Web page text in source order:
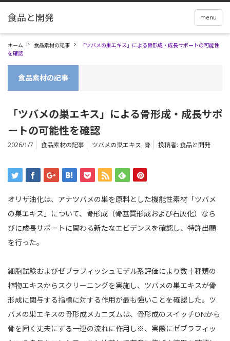
menu
ホーム 食品素材の記事
「ツバメの巣エキス」による骨形成・成長サポートの可能性
を確認
食品素材の記事
「ツバメの巣エキス」による骨形成・成長サポ
ートの可能性を確認
2026/1/7 食品素材の記事 ツバメの巣エキス, 骨 投稿者: 食品と開発
オリザ油化は、アナツバメの巣を原料とした機能性素材「ツバメ
の巣エキス」について、骨形成（骨基質形成および石灰化）なら
びに成長サポートに関わる新たなエビデンスを確認し、特許出願
を行った。
細胞試験およびゼブラフィッシュモデル系評価により数十種類の
植物エキスからスクリーニングを実施し、ツバメの巣エキスが骨
形成に関与する指標に対する作用が最も強いことを確認した。ツ
バメの巣エキスの骨形成メカニズムは、骨形成のスイッチONから
骨を固く丈夫にする一連の流れに作用し ※、実際にゼブラフィッ